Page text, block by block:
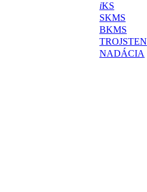
iKS
SKMS
BKMS
TROJSTEN
NADÁCIA